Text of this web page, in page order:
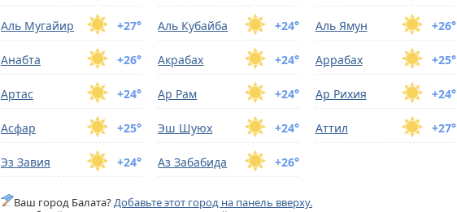
+27°
Аль Мугайир +24°
Аль Кубайба +26°
Аль Ямун
+26°
Анабта +24°
Акрабах +25°
Аррабах
+24°
Артас +24°
Ар Рам +24°
Ар Рихия
+25°
Асфар +24°
Эш Шуюх +27°
Аттил
+24°
Эз Завия +26°
Аз Забабида
Ваш город Балата?Добавьте этот город на панель вверху.